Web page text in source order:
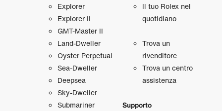
Explorer
Explorer II
GMT‑Master II
Land‑Dweller
Oyster Perpetual
Sea‑Dweller
Deepsea
Sky‑Dweller
Submariner
Il tuo Rolex nel
quotidiano
Trova un
rivenditore
Trova un centro
assistenza
Supporto